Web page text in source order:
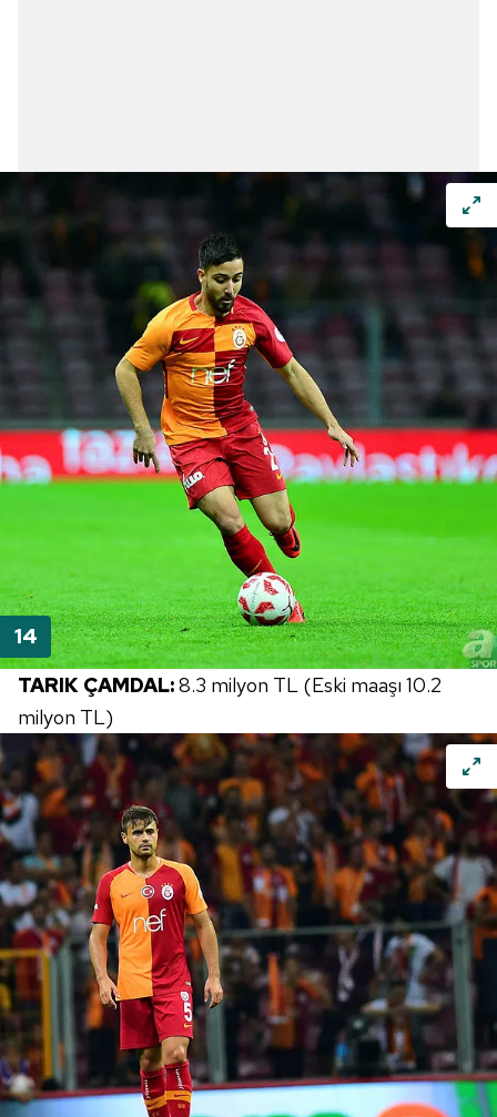
TARIK ÇAMDAL:8.3 milyon TL (Eski maaşı 10.2
milyon TL)